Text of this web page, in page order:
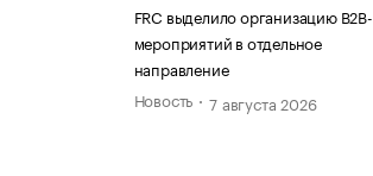
FRC выделило организацию B2B-
мероприятий в отдельное
направление
Новость
7 августа 2026